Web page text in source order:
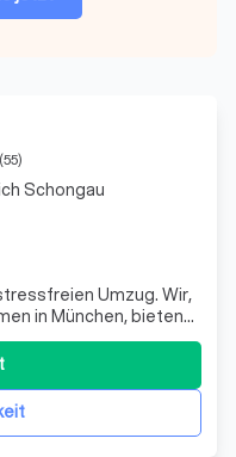
Umzug. Wir,
in München, bieten
und eine
kümmern uns
Unsere
Schongau